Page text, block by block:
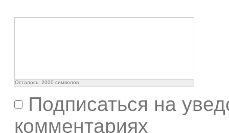
Осталось: 2000 символов
Подписаться на
комментариях